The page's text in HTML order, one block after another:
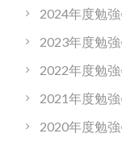
2024年度勉
2023年度勉
2022年度勉
2021年度勉
2020年度勉